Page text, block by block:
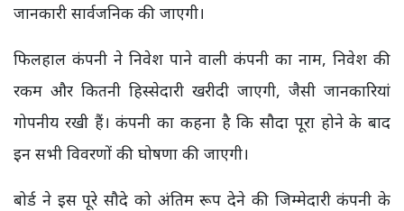
जानकारी सार्वजनिक की जाएगी।
फिलहाल कंपनी ने निवेश पाने वाली कंपनी का नाम, निवेश की
रकम और कितनी हिस्सेदारी खरीदी जाएगी, जैसी जानकारियां
गोपनीय रखी हैं। कंपनी का कहना है कि सौदा पूरा होने के बाद
इन सभी विवरणों की घोषणा की जाएगी।
बोर्ड ने इस पूरे सौदे को अंतिम रूप देने की जिम्मेदारी कंपनी के